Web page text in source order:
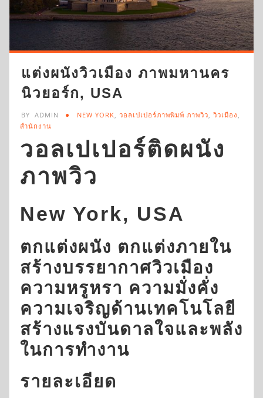
แต่งผนังวิวเมือง ภาพมหานคร
นิวยอร์ก, USA
BY ADMIN NEW YORK, วอลเปเปอร์ภาพพิมพ์ ภาพวิว, วิวเมือง ,
สำนักงาน
วอลเปเปอร์ติดผนัง
ภาพวิว
New York, USA
ตกแต่งผนัง ตกแต่งภายใน
สร้างบรรยากาศวิวเมือง
ความหรูหรา ความมั่งคั่ง
ความเจริญด้านเทคโนโลยี
สร้างแรงบันดาลใจและพลัง
ในการทำงาน
รายละเอียด